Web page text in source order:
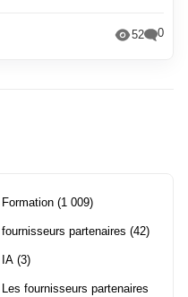
52 0
Formation (1 009)
fournisseurs partenaires (42)
IA (3)
Les fournisseurs partenaires